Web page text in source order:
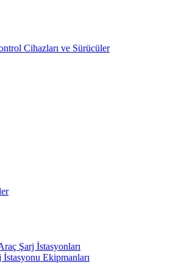
Cihazları ve Sürücüler
Şarj İstasyonları
İstasyonu Ekipmanları